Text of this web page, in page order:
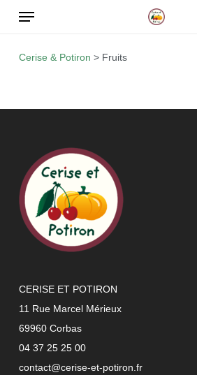
Cerise & Potiron > Fruits
CERISE ET POTIRON
11 Rue Marcel Mérieux
69960 Corbas
04 37 25 25 00
contact@cerise-et-potiron.fr